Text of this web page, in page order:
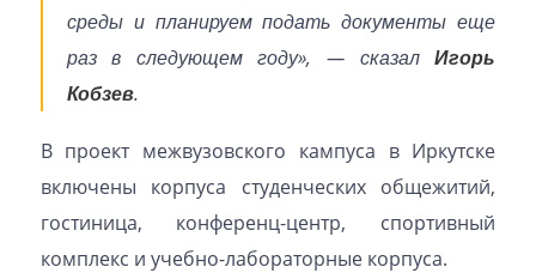
среды и планируем подать документы еще
раз в следующем году», — сказалИгорь
Кобзев.
В проект межвузовского кампуса в Иркутске
включены корпуса студенческих общежитий,
гостиница, конференц-центр, спортивный
комплекс и учебно-лабораторные корпуса.